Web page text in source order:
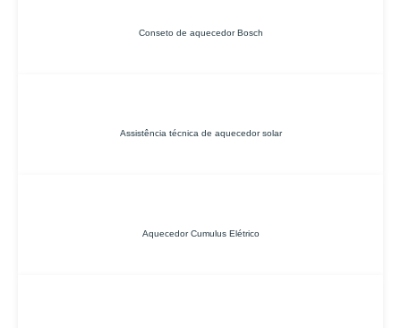
Conseto de aquecedor Bosch
Assistência técnica de aquecedor solar
Aquecedor Cumulus Elétrico